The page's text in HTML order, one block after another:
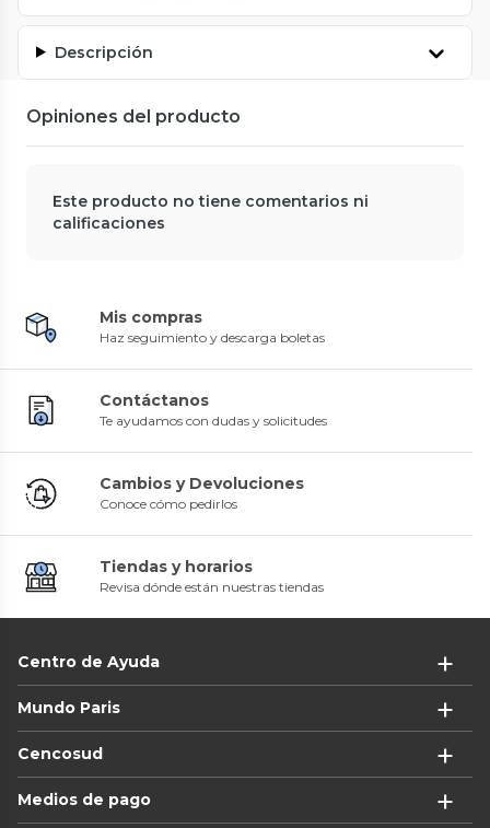
Descripción
Opiniones del producto
Este producto no tiene comentarios ni
calificaciones
Mis compras
Haz seguimiento y descarga boletas
Contáctanos
Te ayudamos con dudas y solicitudes
Cambios y Devoluciones
Conoce cómo pedirlos
Tiendas y horarios
Revisa dónde están nuestras tiendas
Centro de Ayuda
Mundo Paris
Cencosud
Medios de pago